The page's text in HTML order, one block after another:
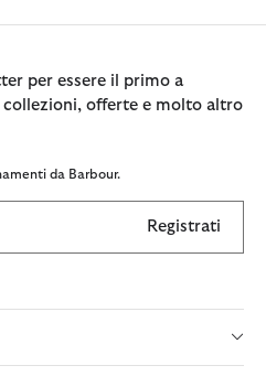
per essere il primo a
offerte e molto altro
da Barbour.
Registrati